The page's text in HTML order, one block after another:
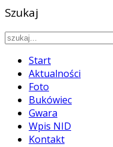
Szukaj
Start
Aktualności
Foto
Bukówiec
Gwara
Wpis NID
Kontakt